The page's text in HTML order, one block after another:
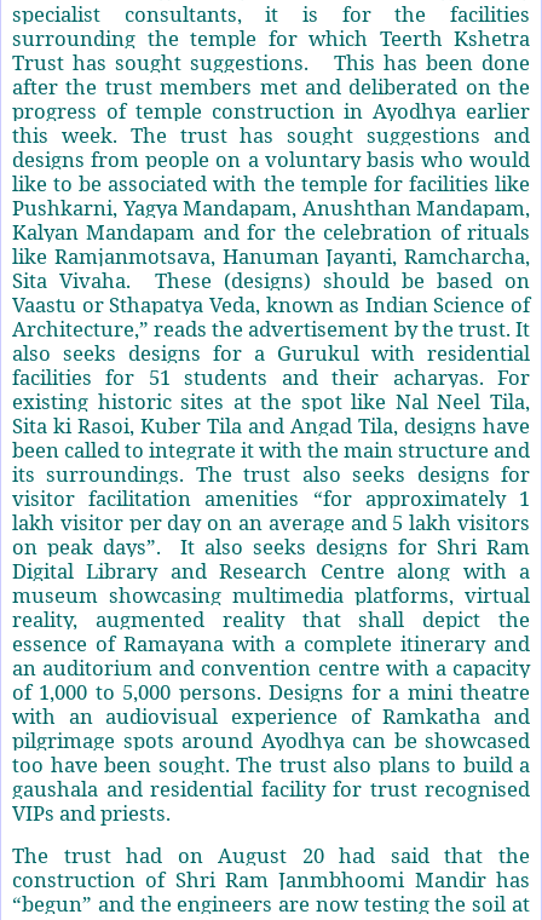
specialist consultants, it is for the facilities
surrounding the temple for which Teerth Kshetra
Trust has sought suggestions. This has been done
after the trust members met and deliberated on the
progress of temple construction in Ayodhya earlier
this week. The trust has sought suggestions and
designs from people on a voluntary basis who would
like to be associated with the temple for facilities like
Pushkarni, Yagya Mandapam, Anushthan Mandapam,
Kalyan Mandapam and for the celebration of rituals
like Ramjanmotsava, Hanuman Jayanti, Ramcharcha,
Sita Vivaha. These (designs) should be based on
Vaastu or Sthapatya Veda, known as Indian Science of
Architecture,” reads the advertisement by the trust. It
also seeks designs for a Gurukul with residential
facilities for 51 students and their acharyas. For
existing historic sites at the spot like Nal Neel Tila,
Sita ki Rasoi, Kuber Tila and Angad Tila, designs have
been called to integrate it with the main structure and
its surroundings. The trust also seeks designs for
visitor facilitation amenities “for approximately 1
lakh visitor per day on an average and 5 lakh visitors
on peak days”. It also seeks designs for Shri Ram
Digital Library and Research Centre along with a
museum showcasing multimedia platforms, virtual
reality, augmented reality that shall depict the
essence of Ramayana with a complete itinerary and
an auditorium and convention centre with a capacity
of 1,000 to 5,000 persons. Designs for a mini theatre
with an audiovisual experience of Ramkatha and
pilgrimage spots around Ayodhya can be showcased
too have been sought. The trust also plans to build a
gaushala and residential facility for trust recognised
VIPs and priests.
The trust had on August 20 had said that the
construction of Shri Ram Janmbhoomi Mandir has
“begun” and the engineers are now testing the soil at